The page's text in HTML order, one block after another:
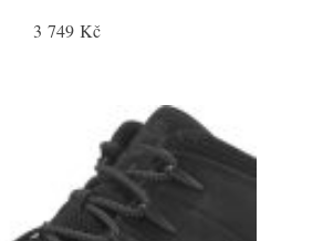
3 749 Kč